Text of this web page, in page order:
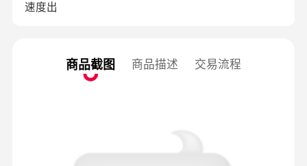
速度出
商品截图 商品描述 交易流程